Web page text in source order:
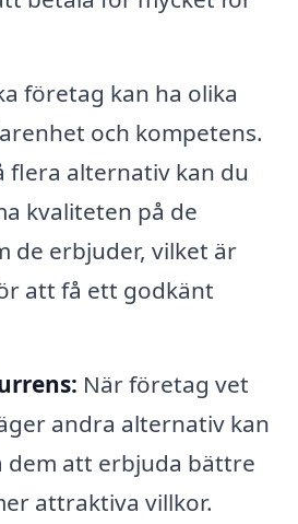
företag kan ha olika
och kompetens.
flera alternativ kan du
kvaliteten på de
de erbjuder, vilket är
att få ett godkänt
När företag vet
andra alternativ kan
dem att erbjuda bättre
attraktiva villkor.